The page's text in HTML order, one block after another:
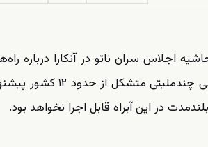
اجلاس سران ناتو در آنکارا درباره
تضمین امنیت کشتیرانی در تنگه هرمز گفتگو کردند. فرانسه و بریتانیا مأموریت دریایی چندملیتی
در این آبراه قابل اجرا نخواهد بود.